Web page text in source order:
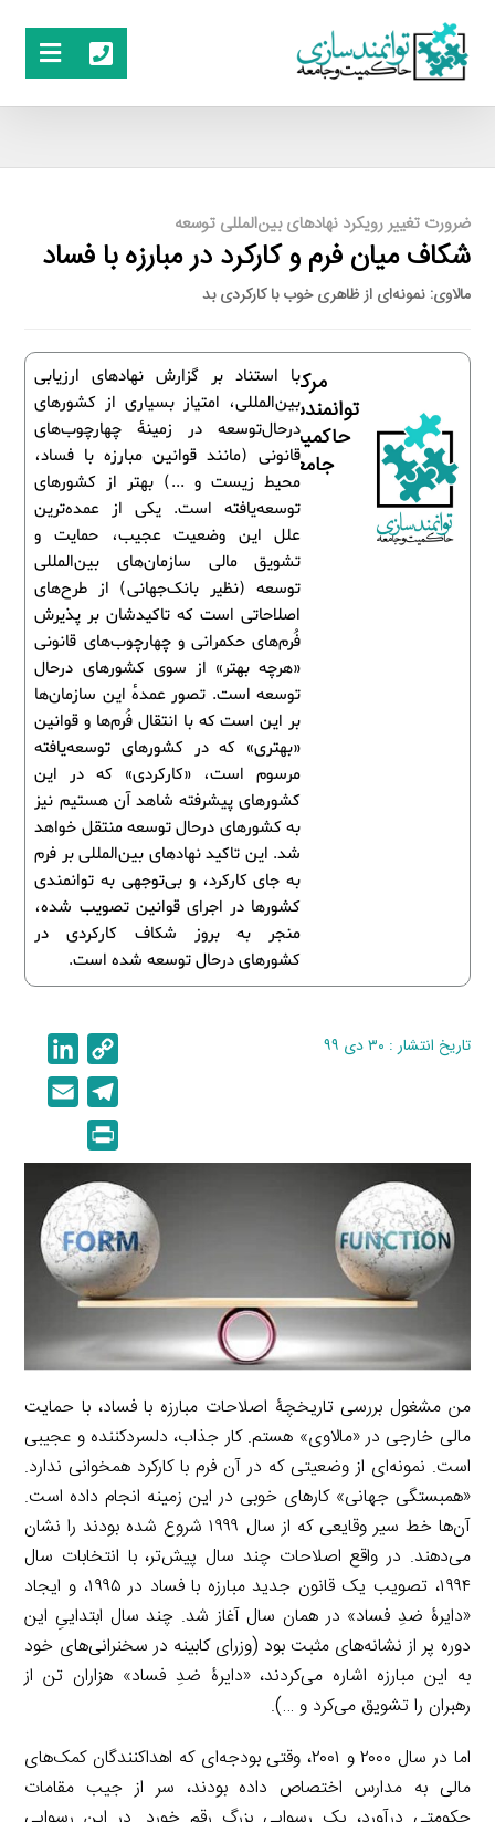
ضرورت تغییر رویکرد نهادهای بین‌المللی توسعه
شکاف میان فرم و کارکرد در مبارزه با فساد
مالاوی: نمونه‌ای از ظاهری خوب با کارکردی بد
با استناد بر گزارش نهادهای ارزیابی
بین‌المللی، امتیاز بسیاری از کشورهای
درحال‌توسعه در زمینۀ چهارچوب‌های
قانونی (مانند قوانین مبارزه با فساد،
محیط زیست و ...) بهتر از کشورهای
توسعه‌یافته است. یکی از عمده‌ترین
علل این وضعیت عجیب، حمایت و
تشویق مالی سازمان‌های بین‌المللی
توسعه (نظیر بانک‌جهانی) از طرح‌های
اصلاحاتی است که تاکیدشان بر پذیرش
فُرم‌های حکمرانی و چهارچوب‌های قانونی
«هرچه بهتر» از سوی کشورهای درحال
توسعه است. تصور عمدۀ این سازمان‌ها
بر این است که با انتقال فُرم‌ها و قوانین
«بهتری» که در کشورهای توسعه‌یافته
مرسوم است، «کارکردی» که در این
کشورهای پیشرفته شاهد آن هستیم نیز
به کشورهای درحال توسعه منتقل خواهد
شد. این تاکید نهادهای بین‌المللی بر فرم
به جای کارکرد، و بی‌توجهی به توانمندی
کشورها در اجرای قوانین تصویب شده،
منجر به بروز شکاف کارکردی در
کشورهای درحال توسعه شده است.
مرکز
توانمندسازی
حاکمیت و
جامعه
تاریخ انتشار : ۳۰ دی ۹۹
o
p
y
L
i
n
k
i
n
e
d
I
n
e
l
e
g
r
a
m
l
r
i
n
t
من مشغول بررسی تاریخچۀ اصلاحات مبارزه با فساد، با حمایت
مالی خارجی در «مالاوی» هستم. کار جذاب، دلسردکننده و عجیبی
است. نمونه‌ای از وضعیتی که در آن فرم با کارکرد همخوانی ندارد.
«همبستگی جهانی» کارهای خوبی در این زمینه انجام داده است.
آن‌ها خط سیر وقایعی که از سال ۱۹۹۹ شروع شده بودند را نشان
می‌دهند. در واقع اصلاحات چند سال پیش‌تر، با انتخابات سال
۱۹۹۴، تصویب یک قانون جدید مبارزه با فساد در ۱۹۹۵، و ایجاد
«دایرۀ ضدِ فساد» در همان سال آغاز شد. چند سال ابتداییِ این
دوره پر از نشانه‌های مثبت بود (وزرای کابینه در سخنرانی‌های خود
به این مبارزه اشاره می‌کردند، «دایرۀ ضدِ فساد» هزاران تن از
رهبران را تشویق می‌کرد و …).
اما در سال ۲۰۰۰ و ۲۰۰۱، وقتی بودجه‌ای که اهداکنندگان کمک‌های
مالی به مدارس اختصاص داده بودند، سر از جیب مقامات